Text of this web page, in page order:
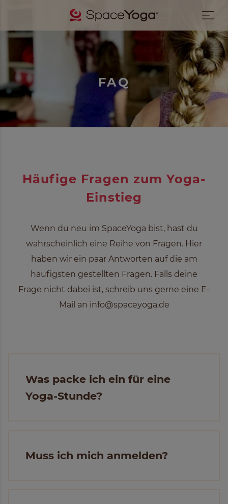
FAQ
Häufige Fragen zum Yoga-
Einstieg
Wenn du neu im SpaceYoga bist, hast du
wahrscheinlich eine Reihe von Fragen. Hier
haben wir ein paar Antworten auf die am
häufigsten gestellten Fragen. Falls deine
Frage nicht dabei ist, schreib uns gerne eine E-
Mail an info@spaceyoga.de
Was packe ich ein für eine
Yoga-Stunde?
Muss ich mich anmelden?